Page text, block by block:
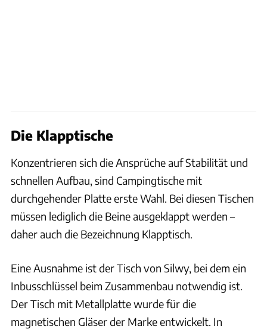
Die Klapptische
Konzentrieren sich die Ansprüche auf Stabilität und
schnellen Aufbau, sind Campingtische mit
durchgehender Platte erste Wahl. Bei diesen Tischen
müssen lediglich die Beine ausgeklappt werden –
daher auch die Bezeichnung Klapptisch.
Eine Ausnahme ist der Tisch von Silwy, bei dem ein
Inbusschlüssel beim Zusammenbau notwendig ist.
Der Tisch mit Metallplatte wurde für die
magnetischen Gläser der Marke entwickelt. In